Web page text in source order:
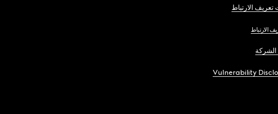
الارتباط
الارتباط
Vulnerability